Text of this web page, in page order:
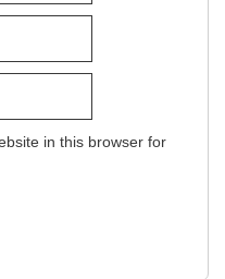
in this browser for